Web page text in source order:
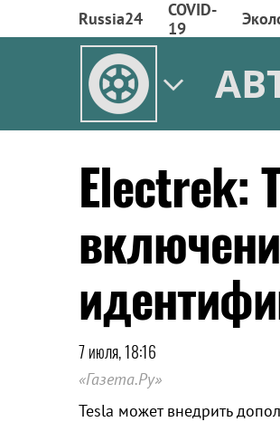
Russia24
COVID-
19
Electrek:
7 июля, 18:16
«Газета.Ру»
Tesla может внедрить